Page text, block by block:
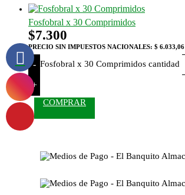
Fosfobral x 30 Comprimidos
$7.300
PRECIO SIN IMPUESTOS NACIONALES: $ 6.033,06
- Fosfobral x 30 Comprimidos cantidad
+
COMPRAR